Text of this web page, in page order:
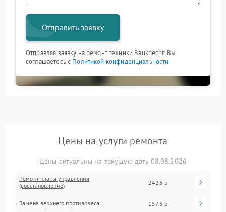
Отправить заявку
Отправляя заявку на ремонт техники Bauknecht, Вы
соглашаетесь с Политикой конфиденциальности
Цены на услуги ремонта
Цены актуальны на текущую дату 08.08.2026
Ремонт платы управления
(восстановление)
2425 р
Замена верхнего противовеса 1575 р